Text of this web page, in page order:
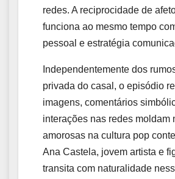
redes. A reciprocidade de
funciona ao mesmo tempo
pessoal e estratégia
Independentemente dos
privada do casal, o episódio
imagens, comentários
interações nas redes moldam
amorosas na cultura pop
Ana Castela, jovem artista e
transita com naturalidade